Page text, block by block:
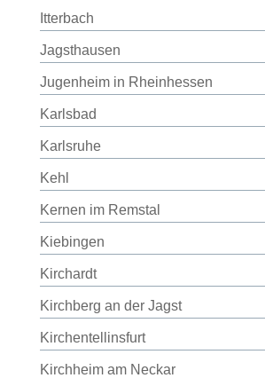
Itterbach
Jagsthausen
Jugenheim in Rheinhessen
Karlsbad
Karlsruhe
Kehl
Kernen im Remstal
Kiebingen
Kirchardt
Kirchberg an der Jagst
Kirchentellinsfurt
Kirchheim am Neckar